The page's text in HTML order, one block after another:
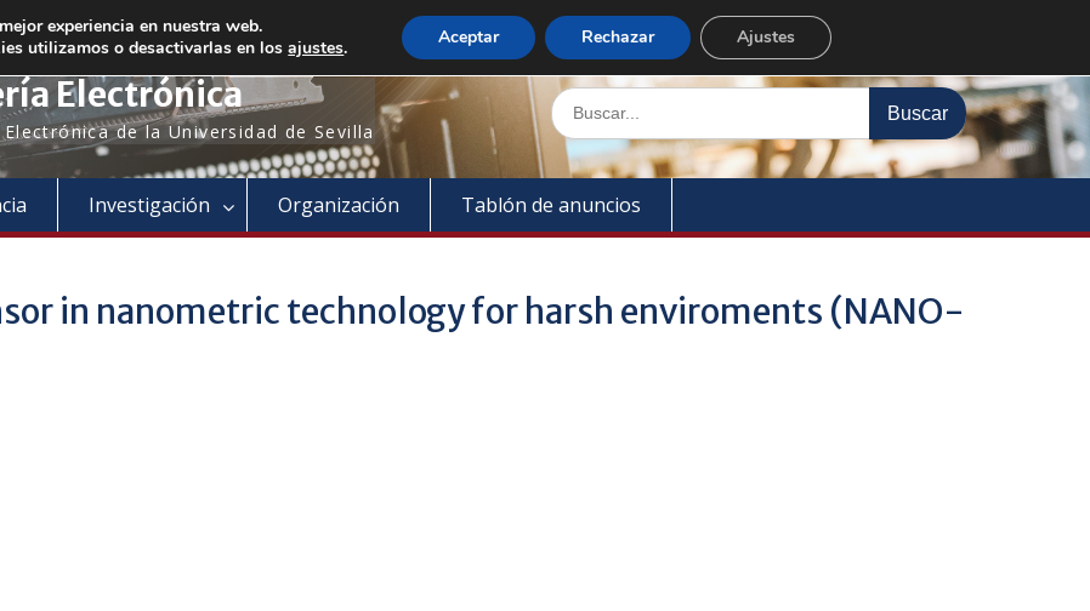
Bienvenido a nuestro departamento! Enlaces rápidos
Electrónica
de la Universidad de Sevilla
Buscar:
Investigación Organización Tablón de anuncios
in nanometric technology for harsh enviroments (NANO-
experiencia en nuestra web.
utilizamos o desactivarlas en losajustes. Aceptar Rechazar Ajustes